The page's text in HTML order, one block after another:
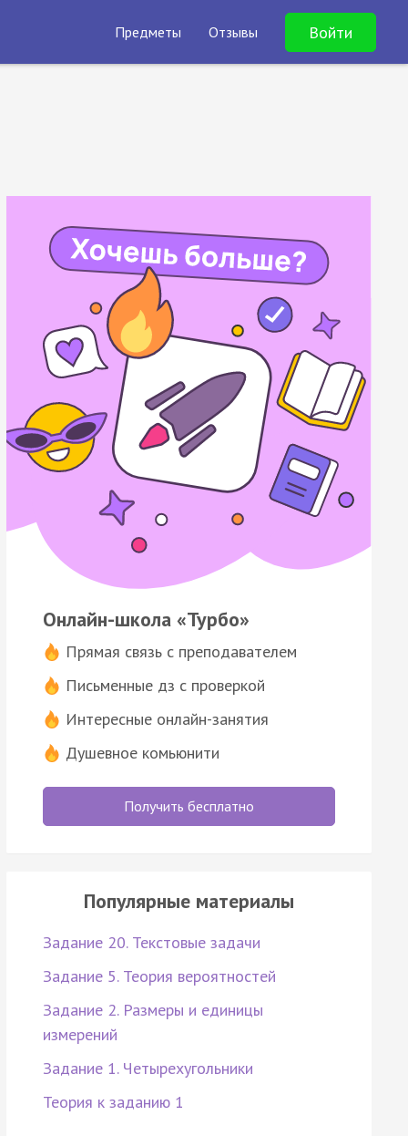
Предметы Отзывы Войти
Онлайн-школа «Турбо»
Прямая связь с преподавателем
Письменные дз с проверкой
Интересные онлайн-занятия
Душевное комьюнити
Получить бесплатно
Популярные материалы
Задание 20. Текстовые задачи
Задание 5. Теория вероятностей
Задание 2. Размеры и единицы
измерений
Задание 1. Четырехугольники
Теория к заданию 1